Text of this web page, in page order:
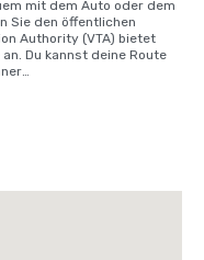
mit dem Auto oder dem
Sie den öffentlichen
Authority (VTA) bietet
Du kannst deine Route
Süden oder nutzen Sie
Bahn über BART und
www.caltrain.com